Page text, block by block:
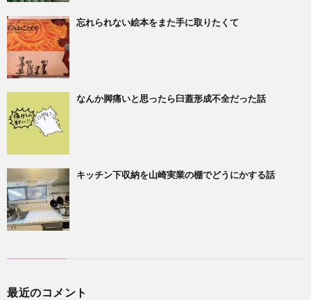
忘れられない絵本をまた手に取りたくて
なんか脚痛いと思ったら臼蓋形成不全だった話
キッチン下収納を山崎実業の棚でどうにかする話
最近のコメント